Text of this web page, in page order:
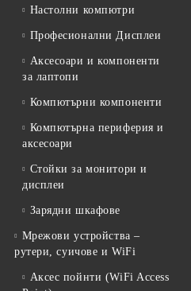
Настолни компютри
Професионални Дисплеи
Аксесоари и компоненти
за лаптопи
Компютърни компоненти
Компютърна периферия и
аксесоари
Стойки за монитори и
дисплеи
Зарядни шкафове
Мрежови устройства –
рутери, суичове и WiFi
Аксес пойнти (WiFi Access